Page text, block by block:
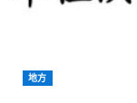
地方